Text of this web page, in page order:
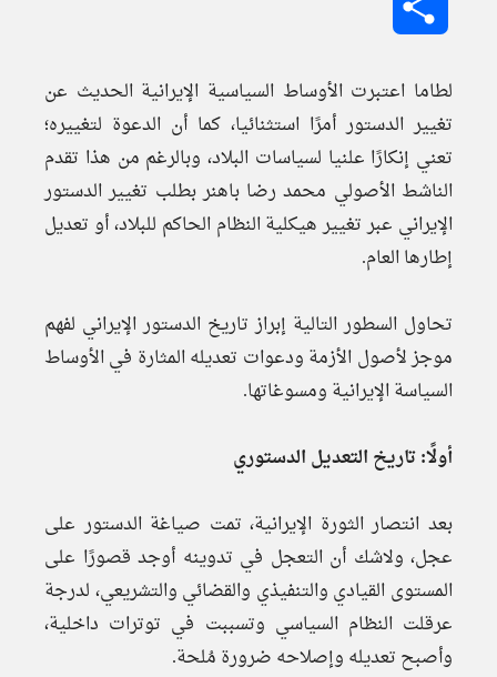
لطاما اعتبرت الأوساط السياسية الإيرانية الحديث عن
تغيير الدستور أمرًا استثنائيا، كما أن الدعوة لتغييره؛
تعني إنكارًا علنيا لسياسات البلاد، وبالرغم من هذا تقدم
الناشط الأصولي محمد رضا باهنر بطلب تغيير الدستور
الإيراني عبر تغيير هيكلية النظام الحاكم للبلاد، أو تعديل
إطارها العام.
تحاول السطور التالية إبراز تاريخ الدستور الإيراني لفهم
موجز لأصول الأزمة ودعوات تعديله المثارة في الأوساط
السياسة الإيرانية ومسوغاتها.
أولًا: تاريخ التعديل الدستوري
بعد انتصار الثورة الإيرانية، تمت صياغة الدستور على
عجل، ولاشك أن التعجل في تدوينه أوجد قصورًا على
المستوى القيادي والتنفيذي والقضائي والتشريعي، لدرجة
عرقلت النظام السياسي وتسببت في توترات داخلية،
وأصبح تعديله وإصلاحه ضرورة مُلحة.